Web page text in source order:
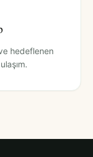
hedeflenen